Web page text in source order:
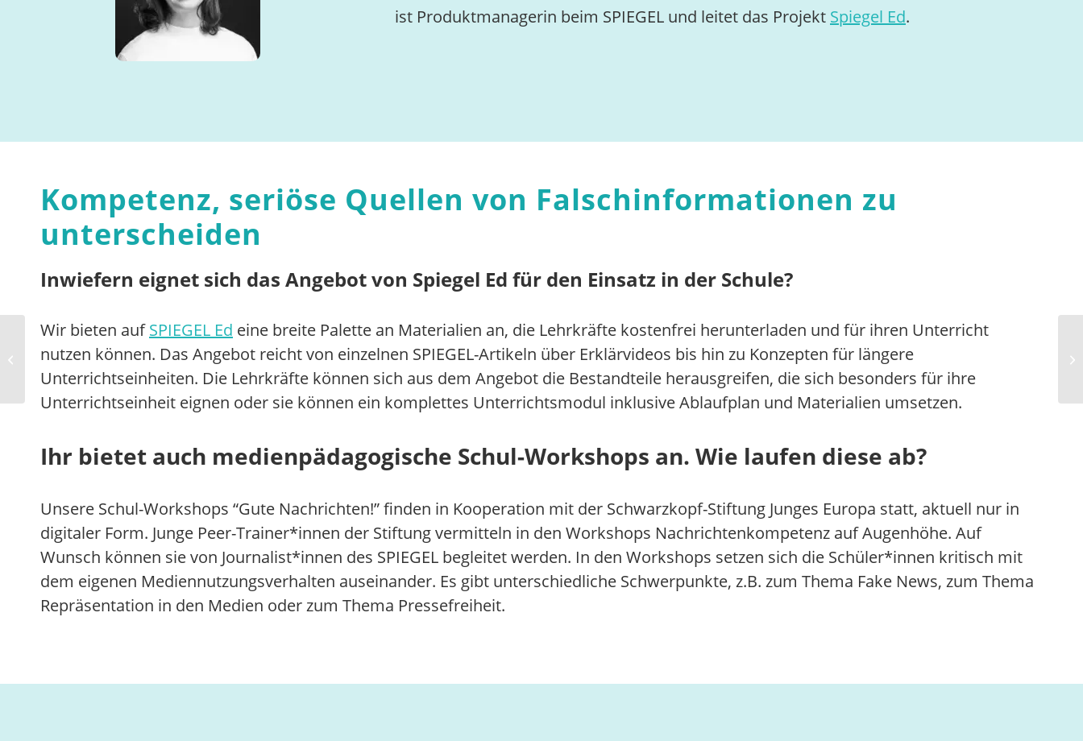
ist Produktmanagerin beim SPIEGEL und leitet das Projekt Spiegel Ed.
Kompetenz, seriöse Quellen von Falschinformationen zu
unterscheiden
Inwiefern eignet sich das Angebot von Spiegel Ed für den Einsatz in der Schule?
Wir bieten aufSPIEGEL Ed eine breite Palette an Materialien an, die Lehrkräfte kostenfrei herunterladen und für ihren Unterricht
nutzen können. Das Angebot reicht von einzelnen SPIEGEL-Artikeln über Erklärvideos bis hin zu Konzepten für längere
Unterrichtseinheiten. Die Lehrkräfte können sich aus dem Angebot die Bestandteile herausgreifen, die sich besonders für ihre
Unterrichtseinheit eignen oder sie können ein komplettes Unterrichtsmodul inklusive Ablaufplan und Materialien umsetzen.
Ihr bietet auch medien­pädagogische Schul-Workshops an. Wie laufen diese ab?
Unsere Schul-Workshops “Gute Nachrichten!” finden in Kooperation mit der Schwarzkopf-Stiftung Junges Europa statt, aktuell nur in
digitaler Form. Junge Peer-Trainer*innen der Stiftung vermitteln in den Workshops Nachrichtenkompetenz auf Augenhöhe. Auf
Wunsch können sie von Journalist*innen des SPIEGEL begleitet werden. In den Workshops setzen sich die Schüler*innen kritisch mit
dem eigenen Mediennutzungsverhalten auseinander. Es gibt unterschiedliche Schwerpunkte, z.B. zum Thema Fake News, zum Thema
Repräsentation in den Medien oder zum Thema Pressefreiheit.
Ein Jahr im Sinne der
Digitalen Bildung